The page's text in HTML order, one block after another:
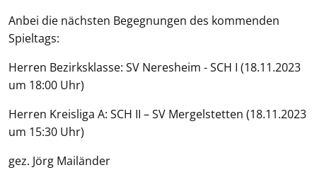
Anbei die nächsten Begegnungen des kommenden
Spieltags:
Herren Bezirksklasse: SV Neresheim - SCH I (18.11.2023
um 18:00 Uhr)
Herren Kreisliga A: SCH II – SV Mergelstetten (18.11.2023
um 15:30 Uhr)
gez. Jörg Mailänder